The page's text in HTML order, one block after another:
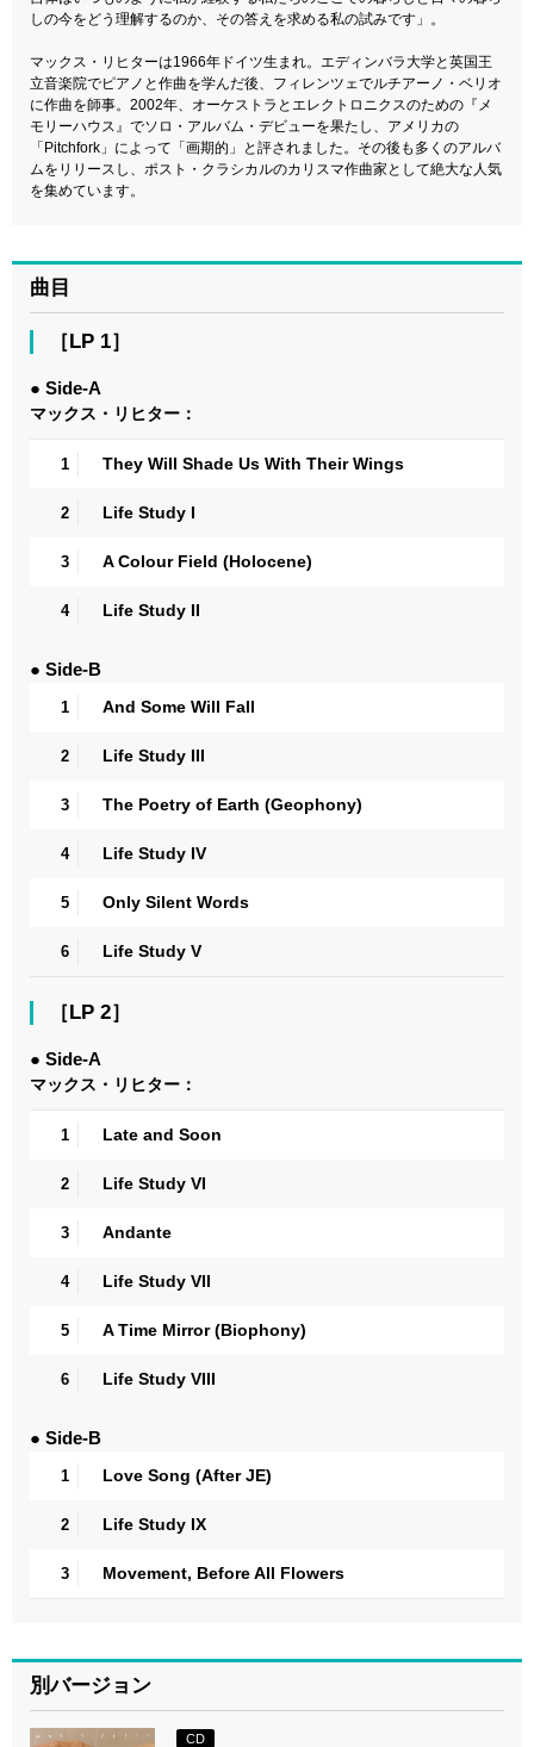
しの今をどう理解するのか、その答えを求める私の試みです」。
マックス・リヒターは1966年ドイツ生まれ。エディンバラ大学と英国王
立音楽院でピアノと作曲を学んだ後、フィレンツェでルチアーノ・ベリオ
に作曲を師事。2002年、オーケストラとエレクトロニクスのための『メ
モリーハウス』でソロ・アルバム・デビューを果たし、アメリカの
「Pitchfork」によって「画期的」と評されました。その後も多くのアルバ
ムをリリースし、ポスト・クラシカルのカリスマ作曲家として絶大な人気
を集めています。
曲目
［LP 1］
● Side-A
マックス・リヒター：
1 They Will Shade Us With Their Wings
2 Life Study I
3 A Colour Field (Holocene)
4 Life Study II
● Side-B
1 And Some Will Fall
2 Life Study III
3 The Poetry of Earth (Geophony)
4 Life Study IV
5 Only Silent Words
6 Life Study V
［LP 2］
● Side-A
マックス・リヒター：
1 Late and Soon
2 Life Study VI
3 Andante
4 Life Study VII
5 A Time Mirror (Biophony)
6 Life Study VIII
● Side-B
1 Love Song (After JE)
2 Life Study IX
3 Movement, Before All Flowers
別バージョン
CD